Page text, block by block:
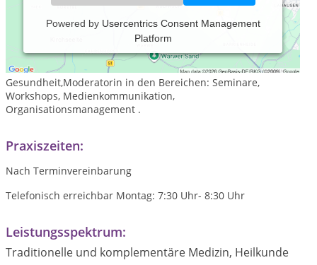
Powered by Usercentrics Consent Management
Platform
Ich bin seit 1992 selbstständig tätig als Consultantin,
Trainerin,zertif. psychologischer/ systemischer Coach,
Business-Finanz- Lebens- Coach und Medium. Referentin
Gesundheit,Moderatorin in den Bereichen: Seminare,
Workshops, Medienkommunikation,
Organisationsmanagement .
Praxiszeiten:
Nach Terminvereinbarung
Telefonisch erreichbar Montag: 7:30 Uhr- 8:30 Uhr
Leistungsspektrum:
Traditionelle und komplementäre Medizin, Heilkunde